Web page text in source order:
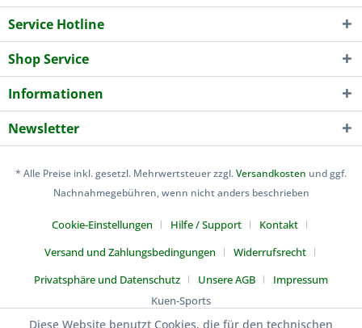
Service Hotline
Shop Service
Informationen
Newsletter
* Alle Preise inkl. gesetzl. Mehrwertsteuer zzgl.Versandkosten und ggf.
Nachnahmegebühren, wenn nicht anders beschrieben
Cookie-Einstellungen Hilfe / Support
Kontakt
Versand und Zahlungsbedingungen
Widerrufsrecht
Privatsphäre und Datenschutz
Unsere AGB
Impressum
Kuen-Sports
Diese Website benutzt Cookies, die für den technischen